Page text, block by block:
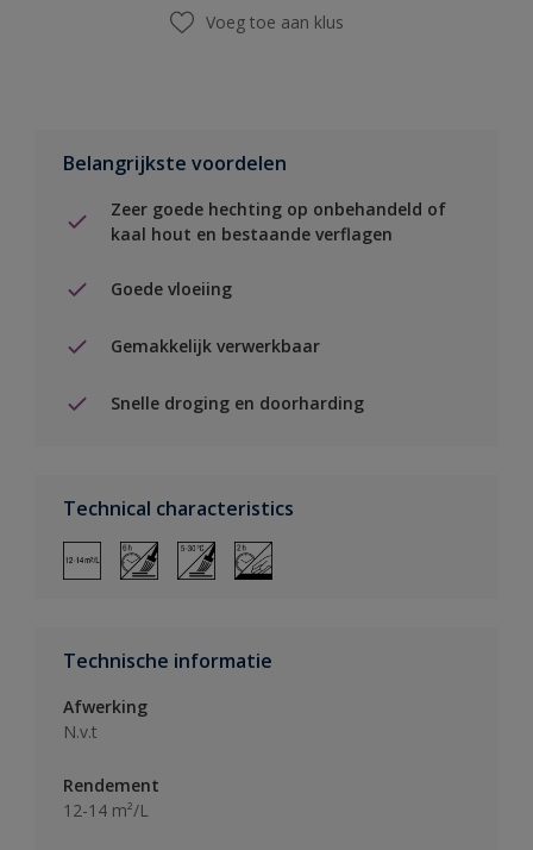
Voeg toe aan klus
Belangrijkste voordelen
Zeer goede hechting op onbehandeld of
kaal hout en bestaande verflagen
Goede vloeiing
Gemakkelijk verwerkbaar
Snelle droging en doorharding
Technical characteristics
Technische informatie
Afwerking
N.v.t
Rendement
12-14 m²/L